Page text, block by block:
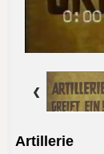
Artillerie